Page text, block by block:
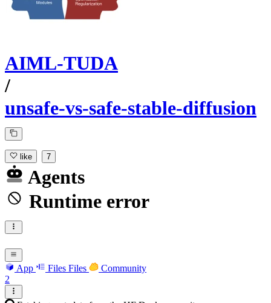
AIML-TUDA
/
unsafe-vs-safe-stable-diffusion
like 7
Agents
Runtime error
App Files Files
Community
2